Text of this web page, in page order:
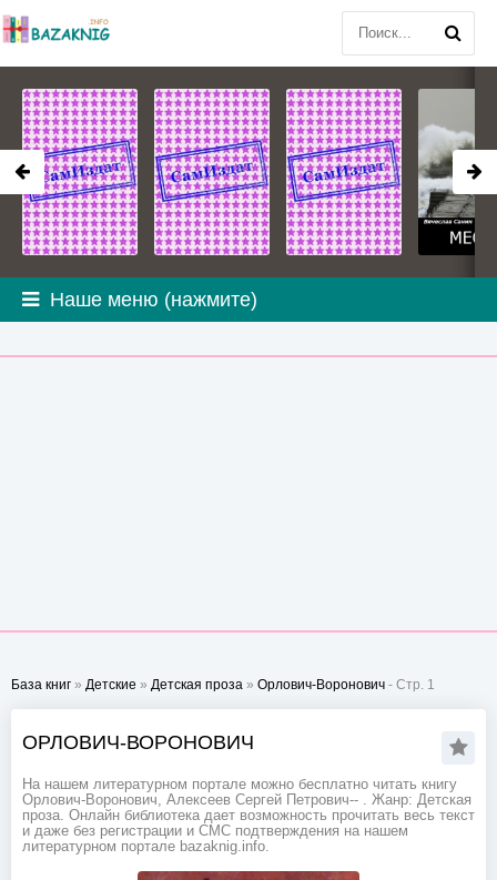
Наше меню (нажмите)
База книг » Детские » Детская проза » Орлович-Воронович - Стр. 1
ОРЛОВИЧ-ВОРОНОВИЧ
На нашем литературном портале можно бесплатно читать книгу
Орлович-Воронович, Алексеев Сергей Петрович-- . Жанр: Детская
проза. Онлайн библиотека дает возможность прочитать весь текст
и даже без регистрации и СМС подтверждения на нашем
литературном портале bazaknig.info.